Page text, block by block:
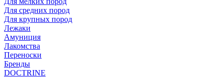
Для средних пород
Для крупных пород
Лежаки
Амуниция
Лакомства
Переноски
Бренды
DOCTRINE